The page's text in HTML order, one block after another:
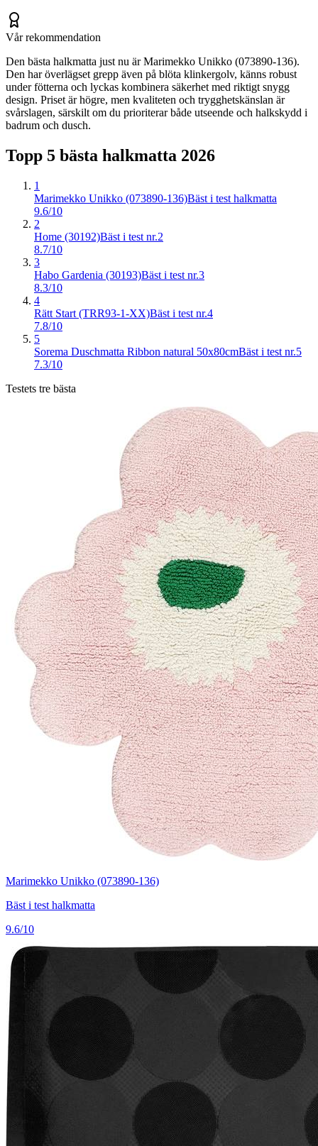
Vår rekommendation
Den bästa halkmatta just nu är Marimekko Unikko (073890-136).
Den har överlägset grepp även på blöta klinkergolv, känns robust
under fötterna och lyckas kombinera säkerhet med riktigt snygg
design. Priset är högre, men kvaliteten och trygghetskänslan är
svårslagen, särskilt om du prioriterar både utseende och halkskydd i
badrum och dusch.
Topp 5 bästa halkmatta 2026
1
Marimekko Unikko (073890-136)Bäst i test halkmatta
9.6/10
2
Home (30192)Bäst i test nr.2
8.7/10
3
Habo Gardenia (30193)Bäst i test nr.3
8.3/10
4
Rätt Start (TRR93-1-XX)Bäst i test nr.4
7.8/10
5
Sorema Duschmatta Ribbon natural 50x80cmBäst i test nr.5
7.3/10
Testets tre bästa
Marimekko Unikko (073890-136)
Bäst i test halkmatta
9.6/10